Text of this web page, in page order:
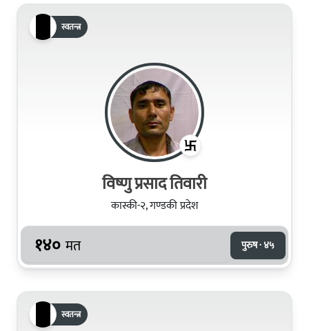
स्वतन्त्र
विष्णु प्रसाद तिवारी
कास्की-२, गण्डकी प्रदेश
१४० मत पुरुष · ४५
स्वतन्त्र